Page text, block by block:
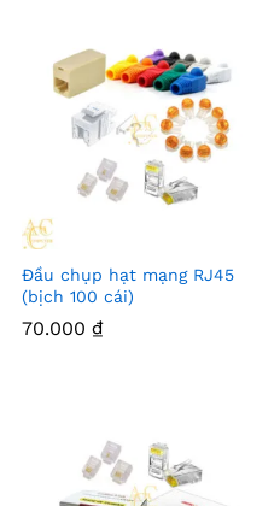
Đầu chụp hạt mạng RJ45
(bịch 100 cái)
70.000 ₫